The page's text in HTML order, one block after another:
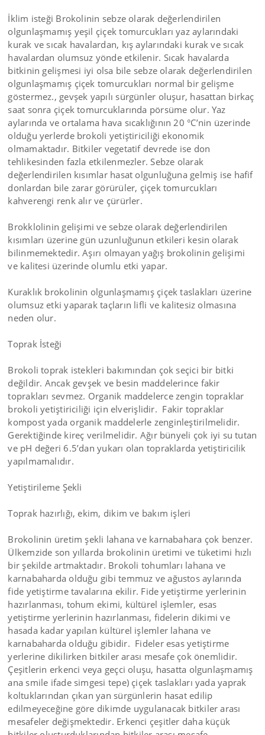
İklim isteği Brokolinin sebze olarak değerlendirilen
olgunlaşmamış yeşil çiçek tomurcukları yaz aylarındaki
kurak ve sıcak havalardan, kış aylarındaki kurak ve sıcak
havalardan olumsuz yönde etkilenir. Sıcak havalarda
bitkinin gelişmesi iyi olsa bile sebze olarak değerlendirilen
olgunlaşmamış çiçek tomurcukları normal bir gelişme
göstermez., gevşek yapılı sürgünler oluşur, hasattan birkaç
saat sonra çiçek tomurcuklarında pörsüme olur. Yaz
aylarında ve ortalama hava sıcaklığının 20 °C’nin üzerinde
olduğu yerlerde brokoli yetiştiriciliği ekonomik
olmamaktadır. Bitkiler vegetatif devrede ise don
tehlikesinden fazla etkilenmezler. Sebze olarak
değerlendirilen kısımlar hasat olgunluğuna gelmiş ise hafif
donlardan bile zarar görürüler, çiçek tomurcukları
kahverengi renk alır ve çürürler.
Brokklolinin gelişimi ve sebze olarak değerlendirilen
kısımları üzerine gün uzunluğunun etkileri kesin olarak
bilinmemektedir. Aşırı olmayan yağış brokolinin gelişimi
ve kalitesi üzerinde olumlu etki yapar.
Kuraklık brokolinin olgunlaşmamış çiçek taslakları üzerine
olumsuz etki yaparak taçların lifli ve kalitesiz olmasına
neden olur.
Toprak İsteği
Brokoli toprak istekleri bakımından çok seçici bir bitki
değildir. Ancak gevşek ve besin maddelerince fakir
toprakları sevmez. Organik maddelerce zengin topraklar
brokoli yetiştiriciliği için elverişlidir. Fakir topraklar
kompost yada organik maddelerle zenginleştirilmelidir.
Gerektiğinde kireç verilmelidir. Ağır bünyeli çok iyi su tutan
ve pH değeri 6.5’dan yukarı olan topraklarda yetiştiricilik
yapılmamalıdır.
Yetiştirileme Şekli
Toprak hazırlığı, ekim, dikim ve bakım işleri
Brokolinin üretim şekli lahana ve karnabahara çok benzer.
Ülkemzide son yıllarda brokolinin üretimi ve tüketimi hızlı
bir şekilde artmaktadır. Brokoli tohumları lahana ve
karnabaharda olduğu gibi temmuz ve ağustos aylarında
fide yetiştirme tavalarına ekilir. Fide yetiştirme yerlerinin
hazırlanması, tohum ekimi, kültürel işlemler, esas
yetiştirme yerlerinin hazırlanması, fidelerin dikimi ve
hasada kadar yapılan kültürel işlemler lahana ve
karnabaharda olduğu gibidir. Fideler esas yetiştirme
yerlerine dikilirken bitkiler arası mesafe çok önemlidir.
Çeşitlerin erkenci veya geçci oluşu, hasatta olgunlaşmamış
ana smile ifade simgesi tepe) çiçek taslakları yada yaprak
koltuklarından çıkan yan sürgünlerin hasat edilip
edilmeyeceğine göre dikimde uygulanacak bitkiler arası
mesafeler değişmektedir. Erkenci çeşitler daha küçük